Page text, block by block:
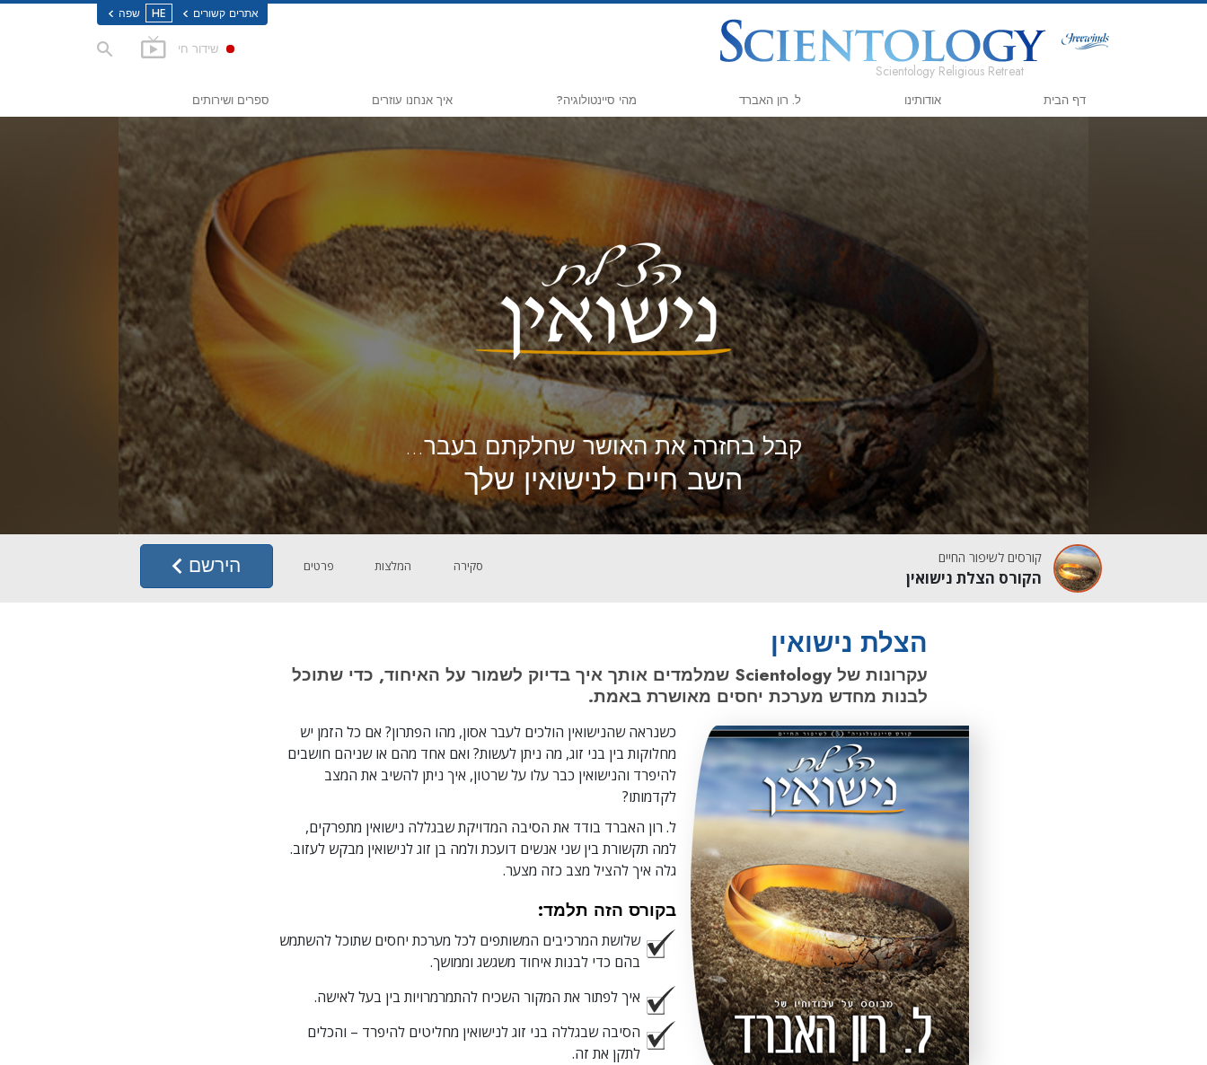
אתרים קשורים HE שפה
Scientology Religious Retreat
שידור חי
דף הבית אודותינו ל. רון האברד מהי סיינטולוגיה?
עיקרי האמונה והתקנונים של סיינטולוגיה
פגוש סיינטולוג
בתוך ארגון
העקרונות הבסיסיים של סיינטולוגיה
מבוא לדיאנטיקה
אהבה ושנאה –
מהי גדוּלה?
איך אנחנו עוזרים
נרקונון
האמת על הסמים
מאוחדים למען זכויות אדם
ועדת האזרחים לזכויות האדם (CCHR)
יועצים רוחניים מתנדבים של סיינטולוגיה
ספרים ושירותים
סרטי מבוא
שירות למתחילים
קבל בחזרה את האושר שחלקתם בעבר...
השב חיים לנישואין שלך
קורסים לשיפור החיים
הקורס הצלת נישואין
סקירה המלצות פרטים הירשם
הצלת נישואין
עקרונות של Scientology שמלמדים אותך איך בדיוק לשמור על האיחוד, כדי שתוכל
לבנות מחדש מערכת יחסים מאושרת באמת.
כשנראה שהנישואין הולכים לעבר אסון, מהו הפתרון? אם כל הזמן יש
מחלוקות בין בני זוג, מה ניתן לעשות? ואם אחד מהם או שניהם חושבים
להיפרד והנישואין כבר עלו על שרטון, איך ניתן להשיב את המצב
לקדמותו?
ל. רון האברד בודד את הסיבה המדויקת שבגללה נישואין מתפרקים,
למה תקשורת בין שני אנשים דועכת ולמה בן זוג לנישואין מבקש לעזוב.
גלה איך להציל מצב כזה מצער.
בקורס הזה תלמד:
שלושת המרכיבים המשותפים לכל מערכת יחסים שתוכל להשתמש
בהם כדי לבנות איחוד משגשג וממושך.
איך לפתור את המקור השכיח להתמרמרויות בין בעל לאישה.
הסיבה שבגללה בני זוג לנישואין מחליטים להיפרד – והכלים
לתקן את זה.